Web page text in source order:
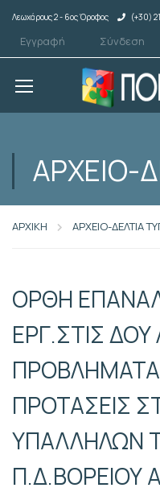
Λεωχάρους 2 - 6ος Όροφος (+30)
Εγγραφή Σύνδεση
ΑΡΧΕΙΟ-
ΑΡΧΙΚΗ ΑΡΧΕΙΟ-ΔΕΛΤΙΑ
ΟΡΘΗ
ΕΡΓ.ΣΤΙΣ
ΠΡΟΒΛΗΜΑΤΑ
ΠΡΟΤΑΣΕΙΣ
ΥΠΑΛΛΗΛΩΝ
Π.Δ.ΒΟΡΕΙΟΥ